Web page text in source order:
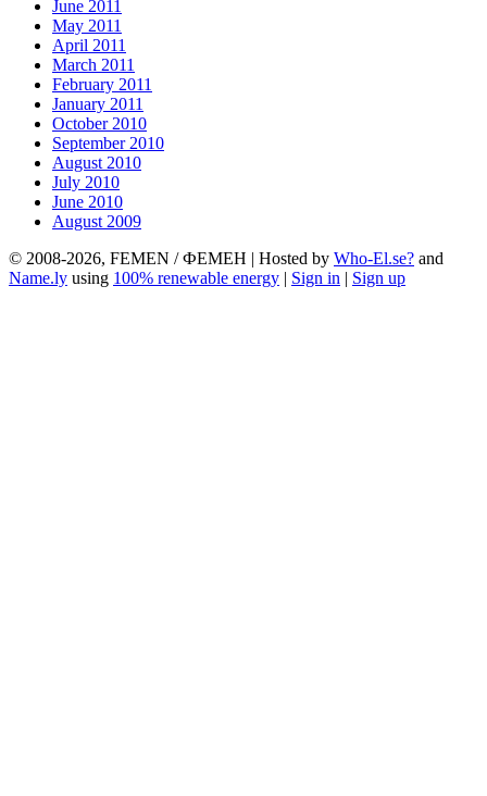
June 2011
May 2011
April 2011
March 2011
February 2011
January 2011
October 2010
September 2010
August 2010
July 2010
June 2010
August 2009
© 2008-2026, FEMEN / ФЕМЕН | Hosted by Who-El.se? and
Name.ly using 100% renewable energy | Sign in | Sign up